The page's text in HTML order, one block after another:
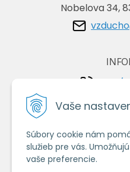
Vaše
Súbory cookie nám
služieb pre vás.
vaše preferencie.
Nobelova 34,
+421/
+421/
VŠETKO
Obchodné